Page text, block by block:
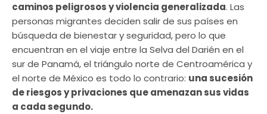
caminos peligrosos y violencia generalizada. Las
personas migrantes deciden salir de sus países en
búsqueda de bienestar y seguridad, pero lo que
encuentran en el viaje entre la Selva del Darién en el
sur de Panamá, el triángulo norte de Centroamérica y
el norte de México es todo lo contrario: una sucesión
de riesgos y privaciones que amenazan sus vidas
a cada segundo.